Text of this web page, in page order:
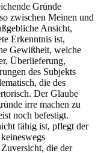
Gründe
zwischen Meinen und
Ansicht,
Erkenntnis ist,
Gewißheit, welche
Überlieferung,
des Subjekts
die des
Der Glaube
irre machen zu
noch befestigt.
fähig ist, pflegt der
die der